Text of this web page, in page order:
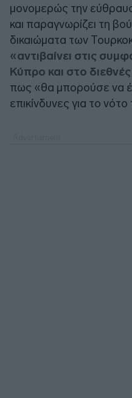
μονομερώς την
και παραγνωρίζει τη
δικαιώματα των
«αντιβαίνει στις
Κύπρο και στο διεθνές
πως «θα μπορούσε να
επικίνδυνες για το